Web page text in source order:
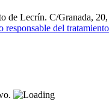
de Lecrín. C/Granada,
responsable del